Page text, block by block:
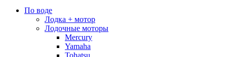
По воде
Лодка + мотор
Лодочные моторы
Mercury
Yamaha
Tohatsu